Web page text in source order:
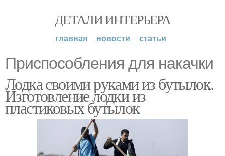
ДЕТАЛИ ИНТЕРЬЕРА
главная новости статьи
Приспособления для накачки
Лодка своими руками из бутылок.
Изготовление лодки из
пластиковых бутылок